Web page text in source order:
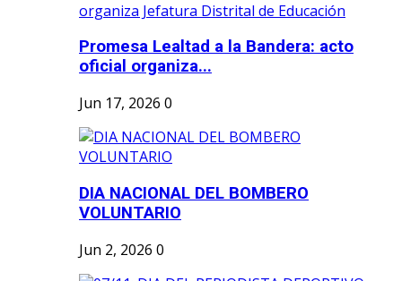
Promesa Lealtad a la Bandera: acto
oficial organiza...
Jun 17, 2026 0
DIA NACIONAL DEL BOMBERO
VOLUNTARIO
Jun 2, 2026 0